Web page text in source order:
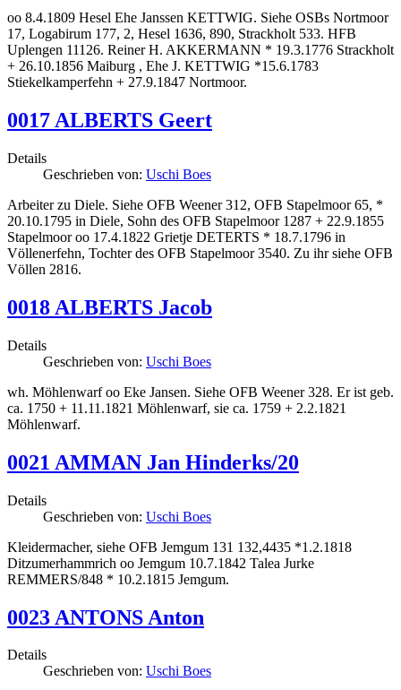
oo 8.4.1809 Hesel Ehe Janssen KETTWIG. Siehe OSBs Nortmoor
17, Logabirum 177, 2, Hesel 1636, 890, Strackholt 533. HFB
Uplengen 11126. Reiner H. AKKERMANN * 19.3.1776 Strackholt
+ 26.10.1856 Maiburg , Ehe J. KETTWIG *15.6.1783
Stiekelkamperfehn + 27.9.1847 Nortmoor.
0017 ALBERTS Geert
Details
Geschrieben von: Uschi Boes
Arbeiter zu Diele. Siehe OFB Weener 312, OFB Stapelmoor 65, *
20.10.1795 in Diele, Sohn des OFB Stapelmoor 1287 + 22.9.1855
Stapelmoor oo 17.4.1822 Grietje DETERTS * 18.7.1796 in
Völlenerfehn, Tochter des OFB Stapelmoor 3540. Zu ihr siehe OFB
Völlen 2816.
0018 ALBERTS Jacob
Details
Geschrieben von: Uschi Boes
wh. Möhlenwarf oo Eke Jansen. Siehe OFB Weener 328. Er ist geb.
ca. 1750 + 11.11.1821 Möhlenwarf, sie ca. 1759 + 2.2.1821
Möhlenwarf.
0021 AMMAN Jan Hinderks/20
Details
Geschrieben von: Uschi Boes
Kleidermacher, siehe OFB Jemgum 131 132,4435 *1.2.1818
Ditzumerhammrich oo Jemgum 10.7.1842 Talea Jurke
REMMERS/848 * 10.2.1815 Jemgum.
0023 ANTONS Anton
Details
Geschrieben von: Uschi Boes